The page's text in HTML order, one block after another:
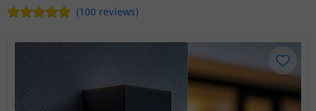
(100 reviews)